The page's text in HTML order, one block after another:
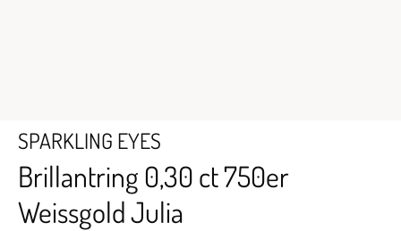
SPARKLING EYES
Brillantring 0,30 ct 750er
Weissgold Julia